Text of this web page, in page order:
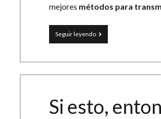
mejores métodos para
Seguir leyendoInfografía
del
productivo:
Si esto,